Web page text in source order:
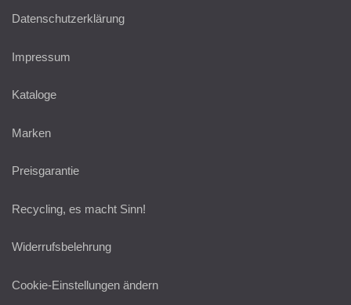
Datenschutzerklärung
Impressum
Kataloge
Marken
Preisgarantie
Recycling, es macht Sinn!
Widerrufsbelehrung
Cookie-Einstellungen ändern